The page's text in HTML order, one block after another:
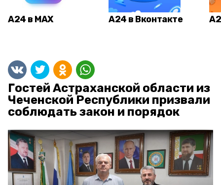
А24 в MAX А24 в Вконтакте
Гостей Астраханской области из
Чеченской Республики призвали
соблюдать закон и порядок